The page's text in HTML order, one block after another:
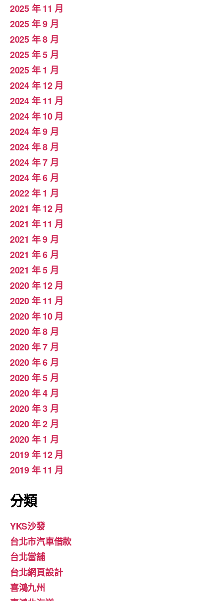
2025 年 11 月
2025 年 9 月
2025 年 8 月
2025 年 5 月
2025 年 1 月
2024 年 12 月
2024 年 11 月
2024 年 10 月
2024 年 9 月
2024 年 8 月
2024 年 7 月
2024 年 6 月
2022 年 1 月
2021 年 12 月
2021 年 11 月
2021 年 9 月
2021 年 6 月
2021 年 5 月
2020 年 12 月
2020 年 11 月
2020 年 10 月
2020 年 8 月
2020 年 7 月
2020 年 6 月
2020 年 5 月
2020 年 4 月
2020 年 3 月
2020 年 2 月
2020 年 1 月
2019 年 12 月
2019 年 11 月
分類
YKS沙發
台北市汽車借款
台北當舖
台北網頁設計
喜鴻九州